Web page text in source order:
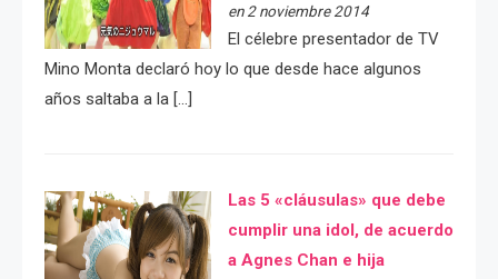
en 2 noviembre 2014
El célebre presentador de TV
Mino Monta declaró hoy lo que desde hace algunos
años saltaba a la […]
Las 5 «cláusulas» que debe
cumplir una idol, de acuerdo
a Agnes Chan e hija